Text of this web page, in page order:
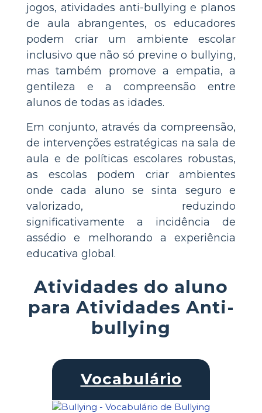
jogos, atividades anti-bullying e planos
de aula abrangentes, os educadores
podem criar um ambiente escolar
inclusivo que não só previne o bullying,
mas também promove a empatia, a
gentileza e a compreensão entre
alunos de todas as idades.
Em conjunto, através da compreensão,
de intervenções estratégicas na sala de
aula e de políticas escolares robustas,
as escolas podem criar ambientes
onde cada aluno se sinta seguro e
valorizado, reduzindo
significativamente a incidência de
assédio e melhorando a experiência
educativa global.
Atividades do aluno
para Atividades Anti-
bullying
Vocabulário